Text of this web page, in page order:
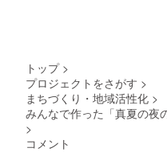
トップ >
プロジェクトをさがす >
まちづくり・地域活性化 >
みんなで作った「真夏の夜
>
コメント